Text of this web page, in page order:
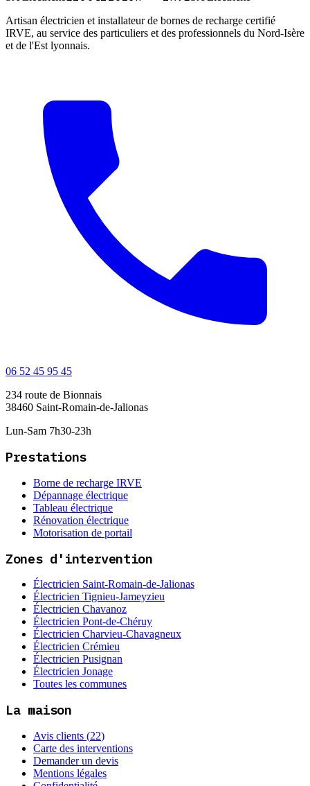
Artisan électricien et installateur de bornes de recharge certifié
IRVE, au service des particuliers et des professionnels du Nord-Isère
et de l'Est lyonnais.
06 52 45 95 45
234 route de Bionnais
38460 Saint-Romain-de-Jalionas
Lun-Sam 7h30-23h
Prestations
Borne de recharge IRVE
Dépannage électrique
Tableau électrique
Rénovation électrique
Motorisation de portail
Zones d'intervention
Électricien Saint-Romain-de-Jalionas
Électricien Tignieu-Jameyzieu
Électricien Chavanoz
Électricien Pont-de-Chéruy
Électricien Charvieu-Chavagneux
Électricien Crémieu
Électricien Pusignan
Électricien Jonage
Toutes les communes
La maison
Avis clients (22)
Carte des interventions
Demander un devis
Mentions légales